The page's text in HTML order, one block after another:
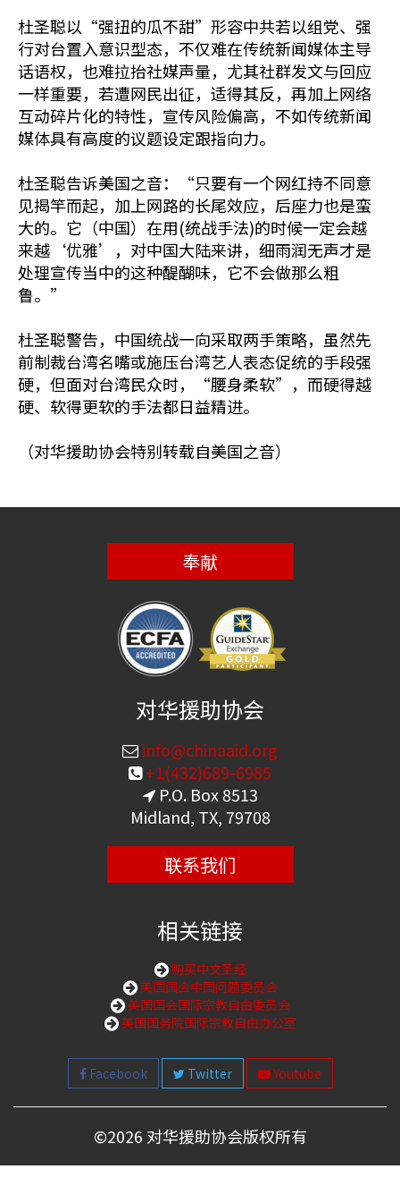
杜圣聪以“强扭的瓜不甜”形容中共若以组党、强
行对台置入意识型态，不仅难在传统新闻媒体主导
话语权，也难拉抬社媒声量，尤其社群发文与回应
一样重要，若遭网民出征，适得其反，再加上网络
互动碎片化的特性，宣传风险偏高，不如传统新闻
媒体具有高度的议题设定跟指向力。
杜圣聪告诉美国之音：“只要有一个网红持不同意
见揭竿而起，加上网路的长尾效应，后座力也是蛮
大的。它（中国）在用(统战手法)的时候一定会越
来越‘优雅’，对中国大陆来讲，细雨润无声才是
处理宣传当中的这种醍醐味，它不会做那么粗
鲁。”
杜圣聪警告，中国统战一向采取两手策略，虽然先
前制裁台湾名嘴或施压台湾艺人表态促统的手段强
硬，但面对台湾民众时，“腰身柔软”，而硬得越
硬、软得更软的手法都日益精进。
（对华援助协会特别转载自美国之音）
奉献
对华援助协会
info@chinaaid.org
+1(432)689-6985
P.O. Box 8513
Midland, TX, 79708
联系我们
相关链接
购买中文圣经
美国国会中国问题委员会
美国国会国际宗教自由委员会
美国国务院国际宗教自由办公室
Facebook Twitter Youtube
©2026 对华援助协会版权所有